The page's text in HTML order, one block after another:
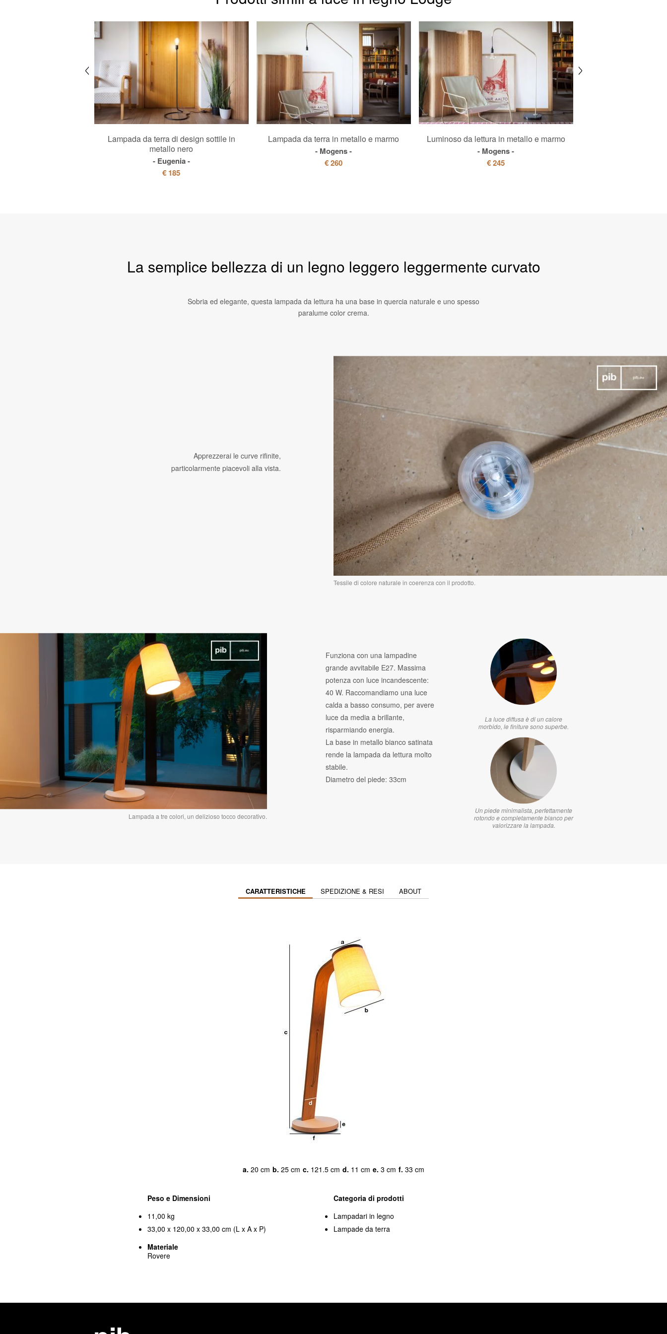
Lampada da terra di design sottile in
metallo nero
Eugenia
€ 185
Lampada da terra in metallo e marmo
Mogens
€ 260
Luminoso da lettura in metallo e marmo
Mogens
€ 245
La semplice bellezza di un legno leggero leggermente curvato
Sobria ed elegante, questa lampada da lettura ha una base in quercia naturale e uno spesso
paralume color crema.
Tessile di colore naturale in coerenza con il prodotto.
Apprezzerai le curve rifinite,
particolarmente piacevoli alla vista.
Lampada a tre colori, un delizioso tocco decorativo.
Funziona con una lampadine
grande avvitabile E27. Massima
potenza con luce incandescente:
40 W. Raccomandiamo una luce
calda a basso consumo, per avere
luce da media a brillante,
risparmiando energia.
La base in metallo bianco satinata
rende la lampada da lettura molto
stabile.
Diametro del piede: 33cm
La luce diffusa è di un calore
morbido, le finiture sono superbe.
Un piede minimalista, perfettamente
rotondo e completamente bianco per
valorizzare la lampada.
CARATTERISTICHE SPEDIZIONE & RESI ABOUT
a. 20 cm b. 25 cm c. 121.5 cm d. 11 cm e. 3 cm f. 33 cm
Peso e Dimensioni
11,00 kg
33,00 x 120,00 x 33,00 cm (L x A x P)
Materiale
Rovere
Categoria di prodotti
Lampadari in legno
Lampade da terra